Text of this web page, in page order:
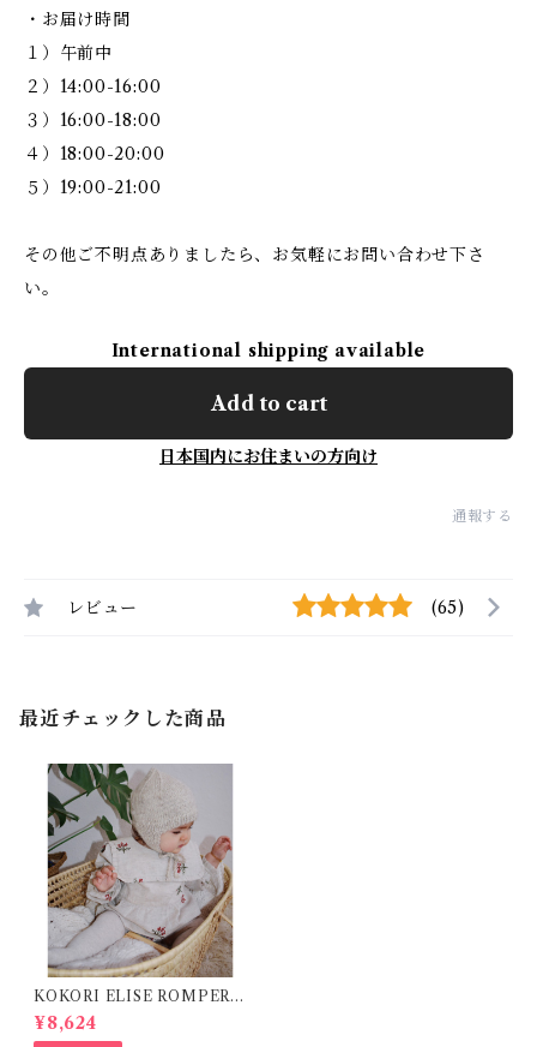
・お届け時間
１）午前中
２）14:00-16:00
３）16:00-18:00
４）18:00-20:00
５）19:00-21:00
その他ご不明点ありましたら、お気軽にお問い合わせ下さ
い。
International shipping available
Add to cart
日本国内にお住まいの方向け
通報する
レビュー (65)
最近チェックした商品
KOKORI ELISE ROMPER (
6,12m )
¥8,624